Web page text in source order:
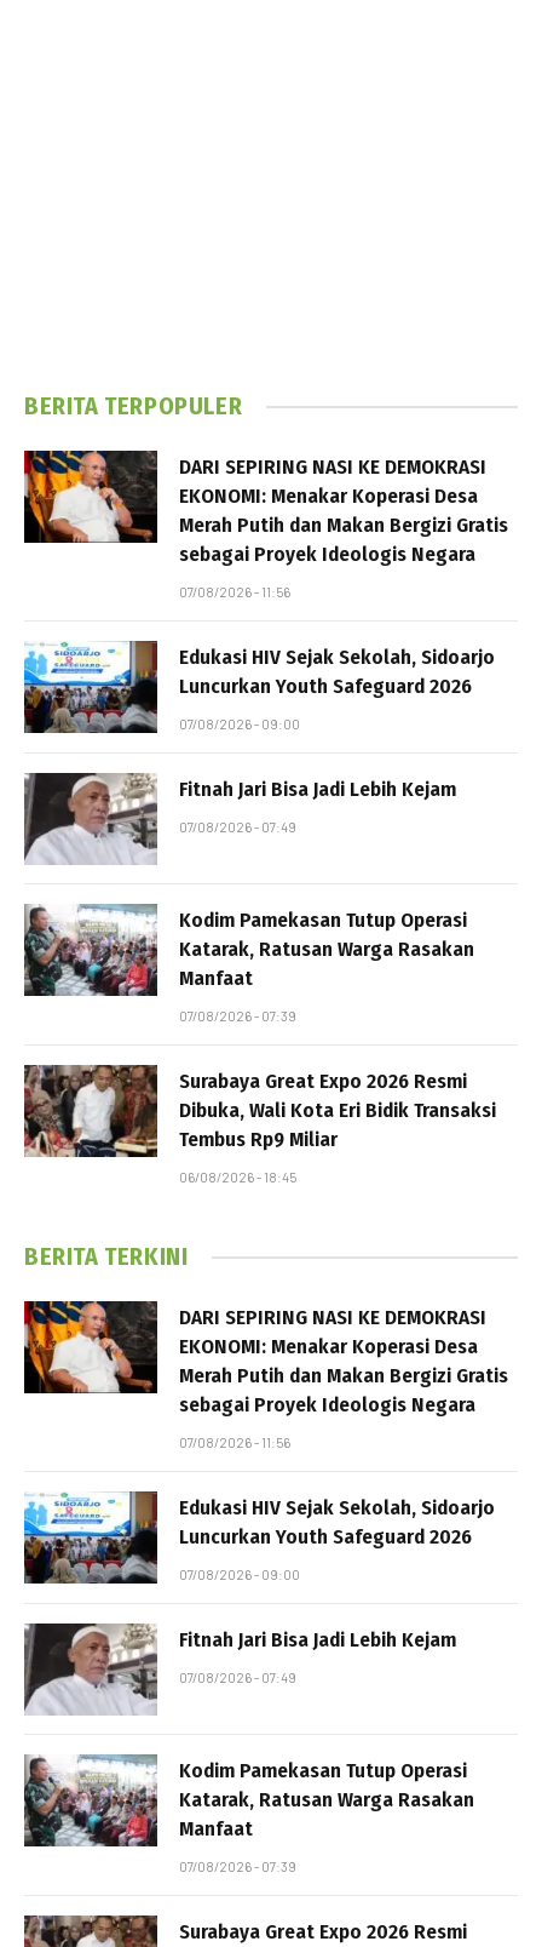
BERITA TERPOPULER
DARI SEPIRING NASI KE DEMOKRASI
EKONOMI: Menakar Koperasi Desa
Merah Putih dan Makan Bergizi Gratis
sebagai Proyek Ideologis Negara
07/08/2026 - 11:56
Edukasi HIV Sejak Sekolah, Sidoarjo
Luncurkan Youth Safeguard 2026
07/08/2026 - 09:00
Fitnah Jari Bisa Jadi Lebih Kejam
07/08/2026 - 07:49
Kodim Pamekasan Tutup Operasi
Katarak, Ratusan Warga Rasakan
Manfaat
07/08/2026 - 07:39
Surabaya Great Expo 2026 Resmi
Dibuka, Wali Kota Eri Bidik Transaksi
Tembus Rp9 Miliar
06/08/2026 - 18:45
BERITA TERKINI
DARI SEPIRING NASI KE DEMOKRASI
EKONOMI: Menakar Koperasi Desa
Merah Putih dan Makan Bergizi Gratis
sebagai Proyek Ideologis Negara
07/08/2026 - 11:56
Edukasi HIV Sejak Sekolah, Sidoarjo
Luncurkan Youth Safeguard 2026
07/08/2026 - 09:00
Fitnah Jari Bisa Jadi Lebih Kejam
07/08/2026 - 07:49
Kodim Pamekasan Tutup Operasi
Katarak, Ratusan Warga Rasakan
Manfaat
07/08/2026 - 07:39
Surabaya Great Expo 2026 Resmi